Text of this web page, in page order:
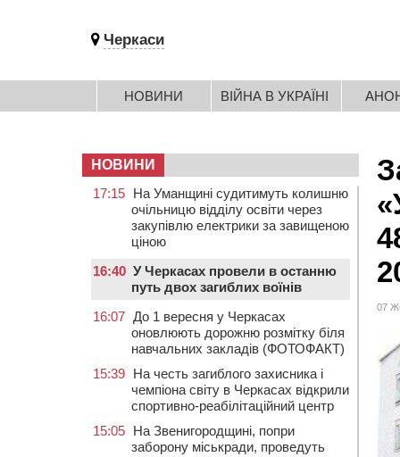
Черкаси
НОВИНИ ВІЙНА В УКРАЇНІ
07
НОВИНИ
17:15 На Уманщині судитимуть колишню
очільницю відділу освіти через
закупівлю електрики за завищеною
ціною
16:40 У Черкасах провели в останню
путь двох загиблих воїнів
16:07 До 1 вересня у Черкасах
оновлюють дорожню розмітку біля
навчальних закладів (ФОТОФАКТ)
15:39 На честь загиблого захисника і
чемпіона світу в Черкасах відкрили
спортивно-реабілітаційний центр
15:05 На Звенигородщині, попри
заборону міськради, проведуть